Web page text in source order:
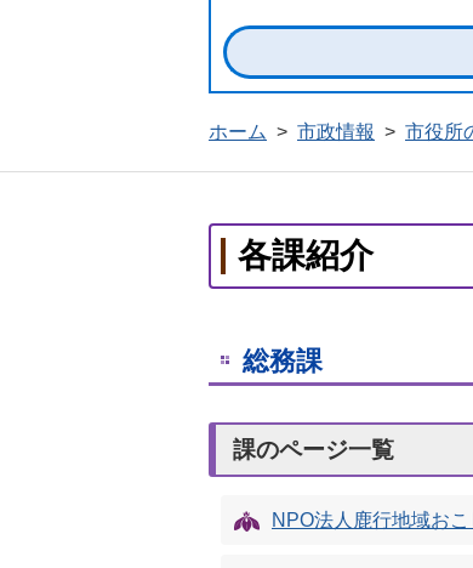
ホーム > 市政情報 > 市役所
各課紹介
総務課
課のページ一覧
NPO法人鹿行地域お